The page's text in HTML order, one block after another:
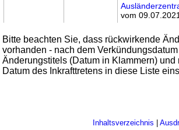
vom
Bitte beachten Sie, dass rückwirkende
vorhanden - nach dem
Änderungstitels (Datum in Klammern) und
Datum des Inkrafttretens in diese Liste
Inhaltsverzeichnis |